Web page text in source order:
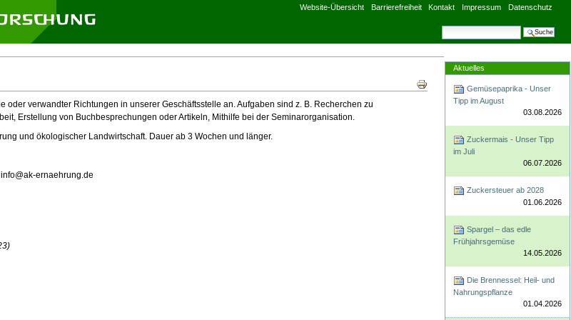
Website-Übersicht Barrierefreiheit Kontakt Impressum Datenschutz
Website durchsuchen
Erweiterte Suche
Artikelaktionen
oder verwandter Richtungen in unserer Geschäftsstelle an. Aufgaben sind z. B. Recherchen zu
Erstellung von Buchbesprechungen oder Artikeln, Mithilfe bei der Seminarorganisation.
und ökologischer Landwirtschaft. Dauer ab 3 Wochen und länger.
ernaehrung.de
Aktuelles
Gemüsepaprika - Unser
Tipp im August
03.08.2026
Zuckermais - Unser Tipp
im Juli
06.07.2026
Zuckersteuer ab 2028
01.06.2026
Spargel – das edle
Frühjahrsgemüse
14.05.2026
Die Brennessel: Heil- und
Nahrungspflanze
01.04.2026